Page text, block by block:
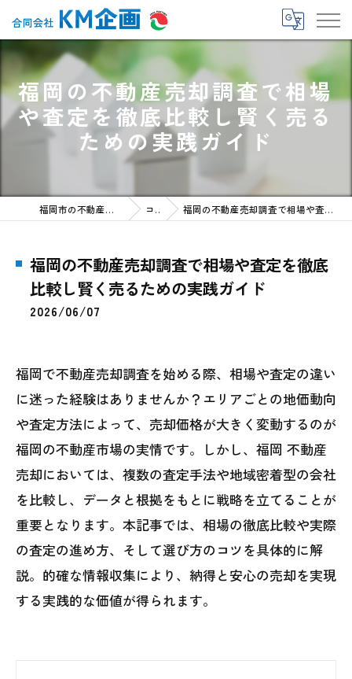
福岡の不動産売却調査で相場
や査定を徹底比較し賢く売る
ための実践ガイド
福岡市の不動産売却なら合同会社KM企画 コラム 福岡の不動産売却調査で相場や査定を徹底比較し賢く売るための実践ガイド
福岡の不動産売却調査で相場や査定を徹底
比較し賢く売るための実践ガイド
2026/06/07
福岡で不動産売却調査を始める際、相場や査定の違い
に迷った経験はありませんか？エリアごとの地価動向
や査定方法によって、売却価格が大きく変動するのが
福岡の不動産市場の実情です。しかし、福岡 不動産
売却においては、複数の査定手法や地域密着型の会社
を比較し、データと根拠をもとに戦略を立てることが
重要となります。本記事では、相場の徹底比較や実際
の査定の進め方、そして選び方のコツを具体的に解
説。的確な情報収集により、納得と安心の売却を実現
する実践的な価値が得られます。